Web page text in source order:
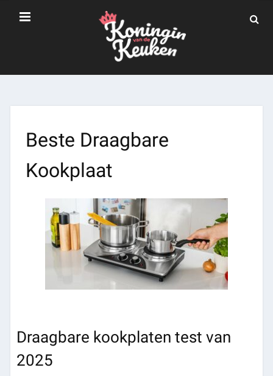
Beste Draagbare
Kookplaat
Draagbare kookplaten test van
2025